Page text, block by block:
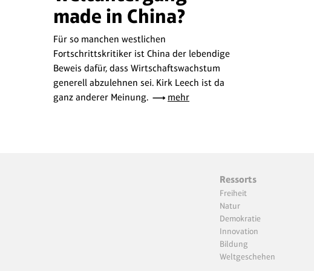
made in China?
Für so manchen westlichen
Fortschrittskritiker ist China der lebendige
Beweis dafür, dass Wirtschaftswachstum
generell abzulehnen sei. Kirk Leech ist da
ganz anderer Meinung.
mehr
Ressorts
Freiheit
Natur
Demokratie
Innovation
Bildung
Weltgeschehen